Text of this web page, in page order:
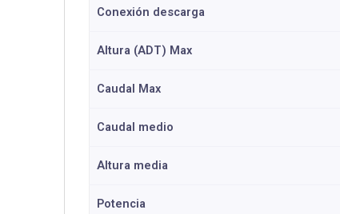
Conexión descarga
Altura (ADT) Max
Caudal Max
Caudal medio
Altura media
Potencia